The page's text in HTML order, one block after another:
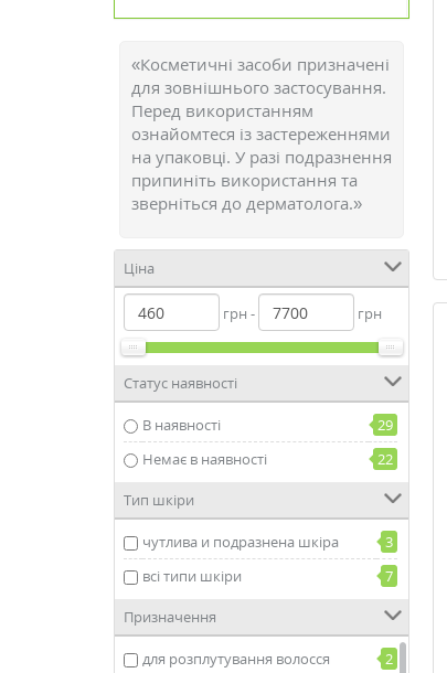
«Косметичні засоби призначені
для зовнішнього застосування.
Перед використанням
ознайомтеся із застереженнями
на упаковці. У разі подразнення
припиніть використання та
зверніться до дерматолога.»
Ціна
грн - грн
Статус наявності
В наявності
29
Немає в наявності
22
Тип шкіри
чутлива и подразнена шкіра
3
всі типи шкіри
7
Призначення
для розплутування волосся
2